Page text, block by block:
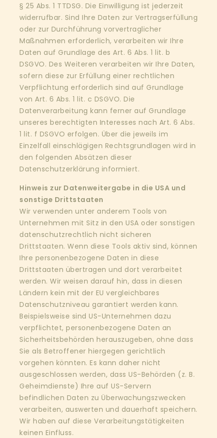
§ 25 Abs. 1 TTDSG. Die Einwilligung ist jederzeit
widerrufbar. Sind Ihre Daten zur Vertragserfüllung
oder zur Durchführung vorvertraglicher
Maßnahmen erforderlich, verarbeiten wir Ihre
Daten auf Grundlage des Art. 6 Abs. 1 lit. b
DSGVO. Des Weiteren verarbeiten wir Ihre Daten,
sofern diese zur Erfüllung einer rechtlichen
Verpflichtung erforderlich sind auf Grundlage
von Art. 6 Abs. 1 lit. c DSGVO. Die
Datenverarbeitung kann ferner auf Grundlage
unseres berechtigten Interesses nach Art. 6 Abs.
1 lit. f DSGVO erfolgen. Über die jeweils im
Einzelfall einschlägigen Rechtsgrundlagen wird in
den folgenden Absätzen dieser
Datenschutzerklärung informiert.
Hinweis zur Datenweitergabe in die USA und
sonstige Drittstaaten
Wir verwenden unter anderem Tools von
Unternehmen mit Sitz in den USA oder sonstigen
datenschutzrechtlich nicht sicheren
Drittstaaten. Wenn diese Tools aktiv sind, können
Ihre personenbezogene Daten in diese
Drittstaaten übertragen und dort verarbeitet
werden. Wir weisen darauf hin, dass in diesen
Ländern kein mit der EU vergleichbares
Datenschutzniveau garantiert werden kann.
Beispielsweise sind US-Unternehmen dazu
verpflichtet, personenbezogene Daten an
Sicherheitsbehörden herauszugeben, ohne dass
Sie als Betroffener hiergegen gerichtlich
vorgehen könnten. Es kann daher nicht
ausgeschlossen werden, dass US-Behörden (z. B.
Geheimdienste) Ihre auf US-Servern
befindlichen Daten zu Überwachungszwecken
verarbeiten, auswerten und dauerhaft speichern.
Wir haben auf diese Verarbeitungstätigkeiten
keinen Einfluss.